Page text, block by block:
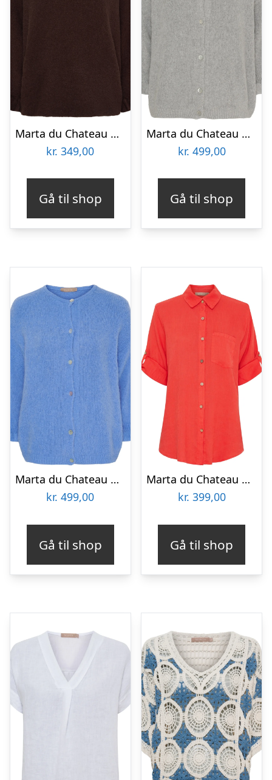
Marta du Chateau dame strik MdcElderflower 30003 – Chocolate2916
kr. 349,00
Gå til shop
Marta du Chateau dame strik MdcJuliana 2413 – Light Grey
kr. 499,00
Gå til shop
Marta du Chateau dame strik MdcJuliana 2413 – StrongCeleste2027
kr. 499,00
Gå til shop
Marta du Chateau dame skjorte MdcKiara 258354 – Red5604
kr. 399,00
Gå til shop